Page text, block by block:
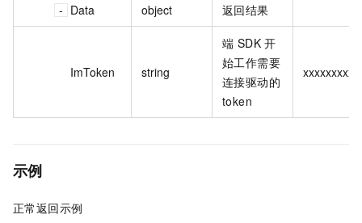
Data object 返回结果
ImToken string
端 SDK 开
始工作需要
连接驱动的
token
xxxxxxxxxx
示例
正常返回示例